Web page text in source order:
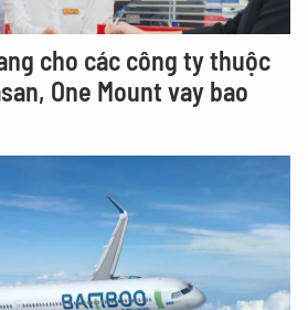
cho các công ty thuộc
One Mount vay bao